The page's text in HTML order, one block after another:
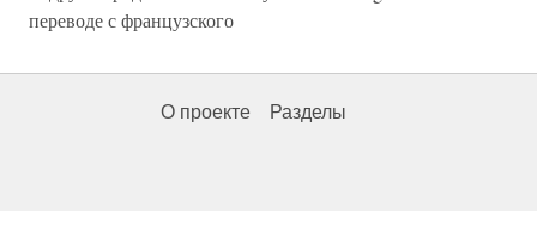
переводе с французского
О проекте Разделы